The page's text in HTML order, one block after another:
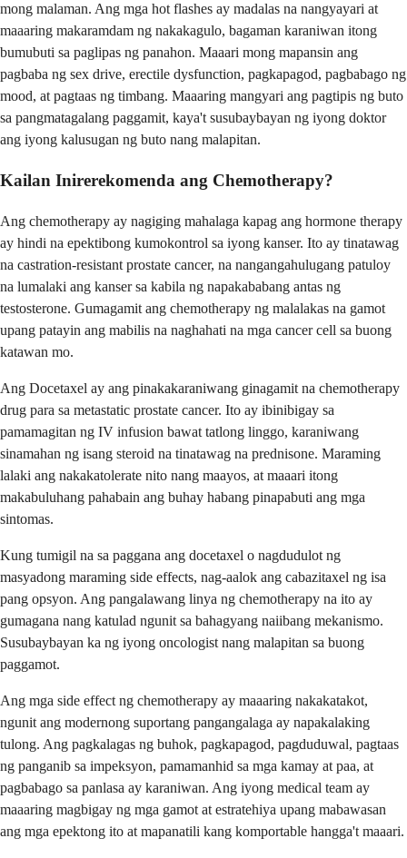
mong malaman. Ang mga hot flashes ay madalas na nangyayari at
maaaring makaramdam ng nakakagulo, bagaman karaniwan itong
bumubuti sa paglipas ng panahon. Maaari mong mapansin ang
pagbaba ng sex drive, erectile dysfunction, pagkapagod, pagbabago ng
mood, at pagtaas ng timbang. Maaaring mangyari ang pagtipis ng buto
sa pangmatagalang paggamit, kaya't susubaybayan ng iyong doktor
ang iyong kalusugan ng buto nang malapitan.
Kailan Inirerekomenda ang Chemotherapy?
Ang chemotherapy ay nagiging mahalaga kapag ang hormone therapy
ay hindi na epektibong kumokontrol sa iyong kanser. Ito ay tinatawag
na castration-resistant prostate cancer, na nangangahulugang patuloy
na lumalaki ang kanser sa kabila ng napakababang antas ng
testosterone. Gumagamit ang chemotherapy ng malalakas na gamot
upang patayin ang mabilis na naghahati na mga cancer cell sa buong
katawan mo.
Ang Docetaxel ay ang pinakakaraniwang ginagamit na chemotherapy
drug para sa metastatic prostate cancer. Ito ay ibinibigay sa
pamamagitan ng IV infusion bawat tatlong linggo, karaniwang
sinamahan ng isang steroid na tinatawag na prednisone. Maraming
lalaki ang nakakatolerate nito nang maayos, at maaari itong
makabuluhang pahabain ang buhay habang pinapabuti ang mga
sintomas.
Kung tumigil na sa paggana ang docetaxel o nagdudulot ng
masyadong maraming side effects, nag-aalok ang cabazitaxel ng isa
pang opsyon. Ang pangalawang linya ng chemotherapy na ito ay
gumagana nang katulad ngunit sa bahagyang naiibang mekanismo.
Susubaybayan ka ng iyong oncologist nang malapitan sa buong
paggamot.
Ang mga side effect ng chemotherapy ay maaaring nakakatakot,
ngunit ang modernong suportang pangangalaga ay napakalaking
tulong. Ang pagkalagas ng buhok, pagkapagod, pagduduwal, pagtaas
ng panganib sa impeksyon, pamamanhid sa mga kamay at paa, at
pagbabago sa panlasa ay karaniwan. Ang iyong medical team ay
maaaring magbigay ng mga gamot at estratehiya upang mabawasan
ang mga epektong ito at mapanatili kang komportable hangga't maaari.